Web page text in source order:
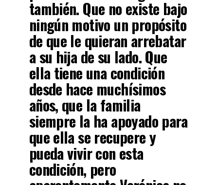
también. Que no existe bajo
ningún motivo un propósito
de que le quieran arrebatar
a su hija de su lado. Que
ella tiene una condición
desde hace muchísimos
años, que la familia
siempre la ha apoyado para
que ella se recupere y
pueda vivir con esta
condición, pero